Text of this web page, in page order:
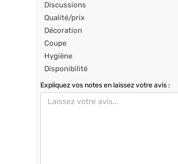
Discussions
Qualité/prix
Décoration
Coupe
Hygiène
Disponibilité
Expliquez vos notes en laissez votre avis :